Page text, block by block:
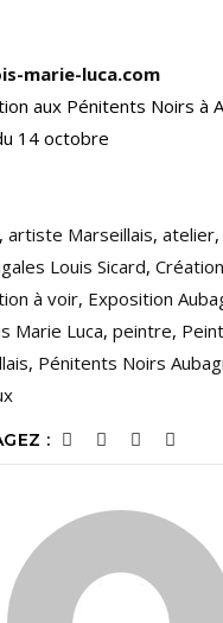
marie-luca.com
aux Pénitents Noirs à
14 octobre
, artiste Marseillais, atelier,
Louis Sicard,
à voir, Exposition
Marie Luca, peintre,
, Pénitents Noirs
: